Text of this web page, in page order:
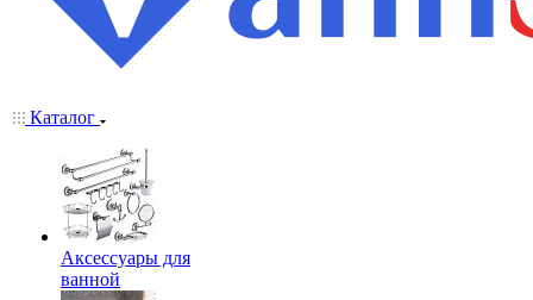
Каталог
Аксессуары для
ванной